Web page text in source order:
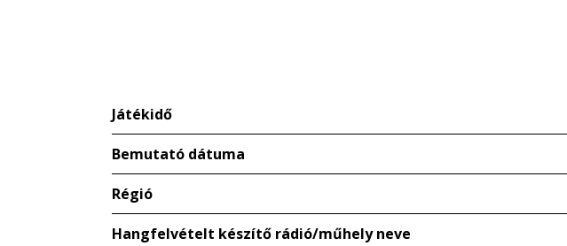
Játékidő
Bemutató dátuma
Régió
Hangfelvételt készítő rádió/műhely neve